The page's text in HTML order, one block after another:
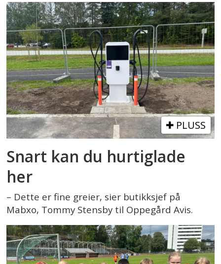
PLUSS
Snart kan du hurtiglade
her
– Dette er fine greier, sier butikksjef på
Mabxo, Tommy Stensby til Oppegård Avis.